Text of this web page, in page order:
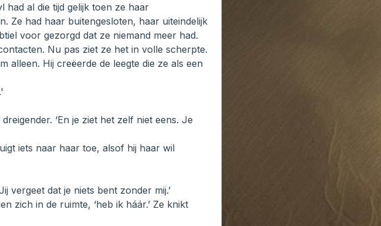
had al die tijd gelijk toen ze haar
Ze had haar buitengesloten, haar uiteindelijk
voor gezorgd dat ze niemand meer had.
Nu pas ziet ze het in volle scherpte.
alleen. Hij creëerde de leegte die ze als een
‘En je ziet het zelf niet eens. Je
iets naar haar toe, alsof hij haar wil
vergeet dat je niets bent zonder mij.’
zich in de ruimte, ‘heb ik háár.’ Ze knikt